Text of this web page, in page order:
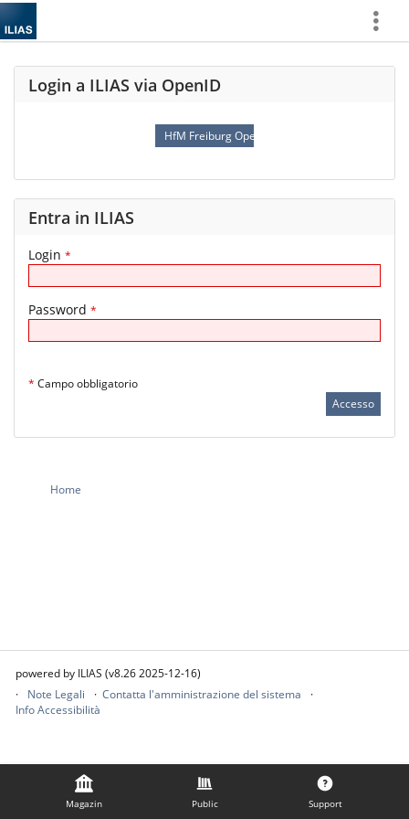
Magazin Public Support
Login a ILIAS via OpenID
HfM Freiburg OpenID Connect
Entra in ILIAS
Login *
Password *
* Campo obbligatorio
Home
powered by ILIAS (v8.26 2025-12-16)
Note Legali
Contatta l'amministrazione del sistema
Info Accessibilità